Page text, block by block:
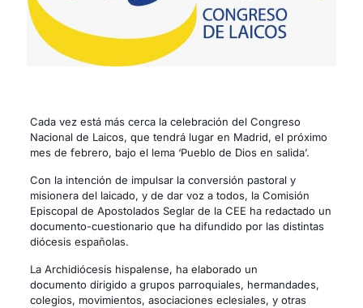
Cada vez está más cerca la celebración del Congreso
Nacional de Laicos, que tendrá lugar en Madrid, el próximo
mes de febrero, bajo el lema ‘Pueblo de Dios en salida’.
Con la intención de impulsar la conversión pastoral y
misionera del laicado, y de dar voz a todos, la Comisión
Episcopal de Apostolados Seglar de la CEE ha redactado un
documento-cuestionario que ha difundido por las distintas
diócesis españolas.
La Archidiócesis hispalense, ha elaborado un
documento dirigido a grupos parroquiales, hermandades,
colegios, movimientos, asociaciones eclesiales, y otras